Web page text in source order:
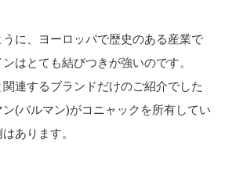
に、ヨーロッパで歴史のある産業で
はとても結びつきが強いのです。
連するブランドだけのご紹介でした
(バルマン)がコニャックを所有してい
あります。